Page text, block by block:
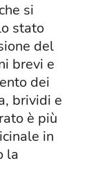
si
stato
del
brevi e
dei
brividi e
è più
in
la